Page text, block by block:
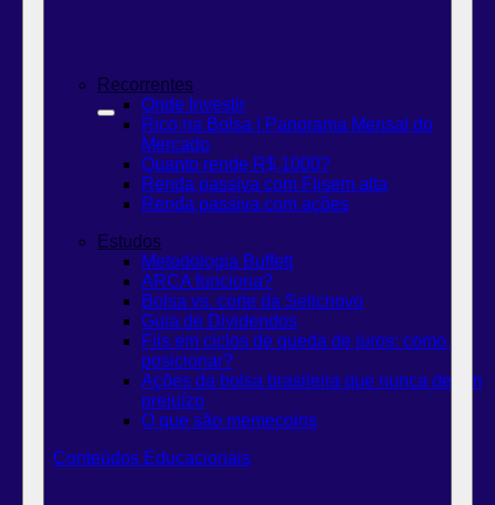
Recorrentes
Onde Investir
Rico na Bolsa | Panorama Mensal do
Mercado
Quanto rende R$ 1000?
Renda passiva com Fiisem alta
Renda passiva com ações
Estudos
Metodologia Buffett
ARCA funciona?
Bolsa vs. corte da Selicnovo
Guia de Dividendos
Fiis em ciclos de queda de juros: como se
posicionar?
Ações da bolsa brasileira que nunca deram
prejuízo
O que são memecoins
Conteúdos Educacionais